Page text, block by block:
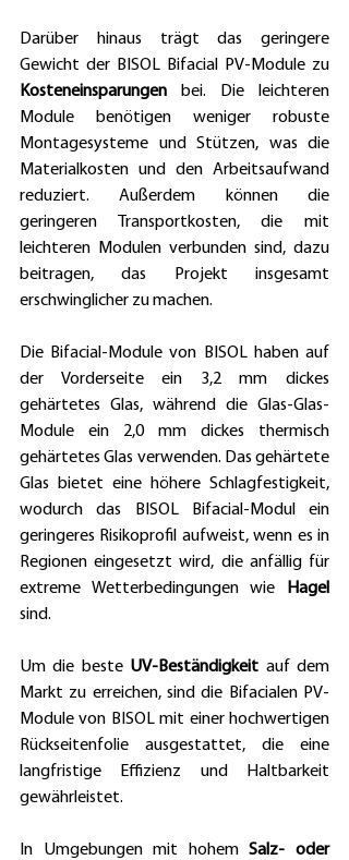
Darüber hinaus trägt das geringere
Kosteneinsparungen bei. Die leichteren
Module benötigen weniger robuste
Montagesysteme und Stützen, was die
Materialkosten und den Arbeitsaufwand
reduziert. Außerdem können die
geringeren Transportkosten, die mit
leichteren Modulen verbunden sind, dazu
beitragen, das Projekt insgesamt
erschwinglicher zu machen.
Die Bifacial-Module von BISOL haben auf
der Vorderseite ein 3,2 mm dickes
gehärtetes Glas, während die Glas-Glas-
Module ein 2,0 mm dickes thermisch
gehärtetes Glas verwenden. Das gehärtete
Glas bietet eine höhere Schlagfestigkeit,
wodurch das BISOL Bifacial-Modul ein
geringeres Risikoprofil aufweist, wenn es in
Regionen eingesetzt wird, die anfällig für
extreme Wetterbedingungen wie
Hagel
sind.
Um die beste UV-Beständigkeit auf dem
Markt zu erreichen, sind die Bifacialen PV-
Module von BISOL mit einer hochwertigen
Rückseitenfolie ausgestattet, die eine
langfristige Effizienz und Haltbarkeit
gewährleistet.
In Umgebungen mit hohem Salz- oder